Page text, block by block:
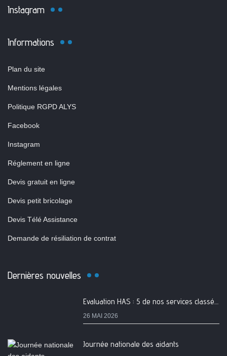
Instagram
Informations
Plan du site
Mentions légales
Politique RGPD ALYS
Facebook
Instagram
Réglement en ligne
Devis gratuit en ligne
Devis petit bricolage
Devis Télé Assistance
Demande de résiliation de contrat
Dernières nouvelles
Evaluation HAS : 5 de nos services classés A
26 MAI 2026
Journée nationale des aidants